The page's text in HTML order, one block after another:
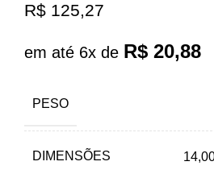
R$ 125,27
em até 6x de R$ 20,88
PESO
DIMENSÕES